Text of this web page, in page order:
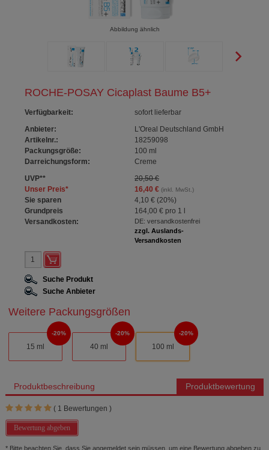
ROCHE-POSAY Cicaplast Baume B5+
Verfügbarkeit:
sofort lieferbar
Anbieter:
L'Oreal Deutschland GmbH
Artikelnr.:
18259098
Packungsgröße:
100 ml
Darreichungsform:
Creme
UVP**
20,50 €
Unser Preis* 16,40 €(inkl. MwSt.)
Sie sparen 4,10 € (20%)
Grundpreis
164,00 €pro 1 l
Versandkosten:
DE: versandkostenfrei
zzgl. Auslands-
Versandkosten
Abbildung ähnlich
Suche Produkt
Suche Anbieter
Weitere Packungsgrößen
15 ml
20%
40 ml
20%
100 ml
20%
Produktbeschreibung Produktbewertung
( 1 Bewertungen )
Bewertung abgeben
* Bitte beachten Sie, dass Sie angemeldet sein müssen, um eine Bewertung abgeben zu